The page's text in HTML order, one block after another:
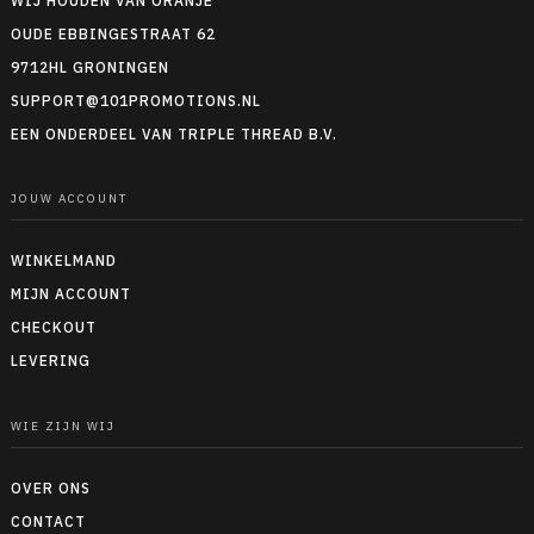
OUDE EBBINGESTRAAT 62
9712HL GRONINGEN
SUPPORT@101PROMOTIONS.NL
EEN ONDERDEEL VAN TRIPLE THREAD B.V.
JOUW ACCOUNT
WINKELMAND
MIJN ACCOUNT
CHECKOUT
LEVERING
WIE ZIJN WIJ
OVER ONS
CONTACT